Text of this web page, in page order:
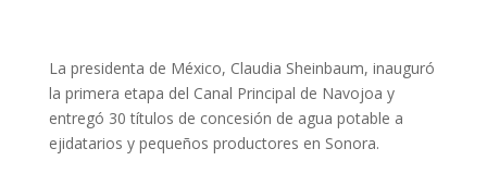
La presidenta de México, Claudia Sheinbaum, inauguró
la primera etapa del Canal Principal de Navojoa y
entregó 30 títulos de concesión de agua potable a
ejidatarios y pequeños productores en Sonora.